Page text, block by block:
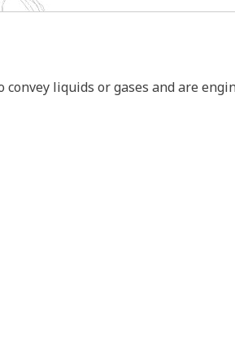
liquids or gases and are